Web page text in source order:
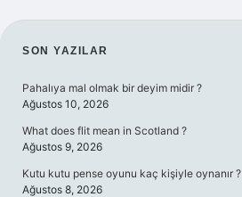
SIDEBAR
SON YAZILAR
Pahalıya mal olmak bir deyim midir ?
Ağustos 10, 2026
What does flit mean in Scotland ?
Ağustos 9, 2026
Kutu kutu pense oyunu kaç kişiyle oynanır ?
Ağustos 8, 2026